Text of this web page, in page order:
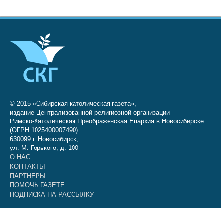
© 2015 «Сибирская католическая газета»,
издание Централизованной религиозной организации
Римско-Католическая Преображенская Епархия в Новосибирске
(ОГРН 1025400007490)
630099 г. Новосибирск,
ул. М. Горького, д. 100
О НАС
КОНТАКТЫ
ПАРТНЕРЫ
ПОМОЧЬ ГАЗЕТЕ
ПОДПИСКА НА РАССЫЛКУ